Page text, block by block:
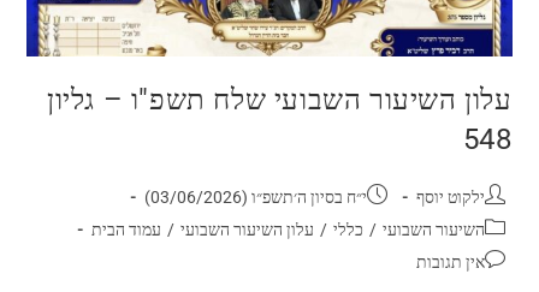
עלון השיעור השבועי שלח תשפ"ו – גליון
548
ילקוט יוסף
י״ח בסיון ה׳תשפ״ו (03/06/2026)
השיעור השבועי / כללי / עלון השיעור השבועי / עמוד הבית
אין תגובות